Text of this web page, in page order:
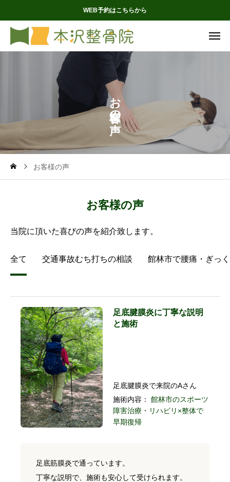
WEB予約はこちらから
お
の
お客様の声
お客様の声
当院に頂いた喜びの声を紹介致します。
全て 交通事故むち打ちの相談 館林市で腰痛・ぎっ
足底腱膜炎に丁寧な説明
と施術
足底腱膜炎で来院のAさん
施術内容： 館林市のスポーツ
障害治療・リハビリ×整体で
早期復帰
足底筋膜炎で通っています。
丁寧な説明で、施術も安心して受けられます。